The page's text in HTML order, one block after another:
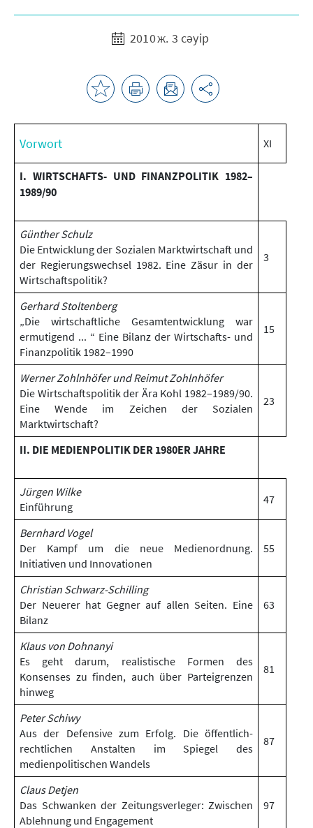
2010 ж. 3 сәуір
Vorwort XI
I. WIRTSCHAFTS- UND FINANZPOLITIK 1982–
1989/90
Günther Schulz
Die Entwicklung der Sozialen Marktwirtschaft und
der Regierungswechsel 1982. Eine Zäsur in der
Wirtschaftspolitik?
3
Gerhard Stoltenberg
„Die wirtschaftliche Gesamtentwicklung war
ermutigend ... “ Eine Bilanz der Wirtschafts- und
Finanzpolitik 1982–1990
15
Werner Zohlnhöfer und Reimut Zohlnhöfer
Die Wirtschaftspolitik der Ära Kohl 1982–1989/90.
Eine Wende im Zeichen der Sozialen
Marktwirtschaft?
23
II. DIE MEDIENPOLITIK DER 1980ER JAHRE
Jürgen Wilke
Einführung
47
Bernhard Vogel
Der Kampf um die neue Medienordnung.
Initiativen und Innovationen
55
Christian Schwarz-Schilling
Der Neuerer hat Gegner auf allen Seiten. Eine
Bilanz
63
Klaus von Dohnanyi
Es geht darum, realistische Formen des
Konsenses zu finden, auch über Parteigrenzen
hinweg
81
Peter Schiwy
Aus der Defensive zum Erfolg. Die öffentlich-
rechtlichen Anstalten im Spiegel des
medienpolitischen Wandels
87
Claus Detjen
Das Schwanken der Zeitungsverleger: Zwischen
Ablehnung und Engagement
97